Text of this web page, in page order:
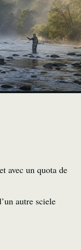
avec un quota de
autre sciele